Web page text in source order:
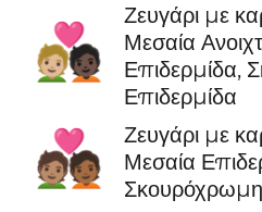
🧑🏼‍❤️‍🧑🏿
Ζευγάρι με
Μεσαία
Επιδερμίδα,
Επιδερμίδα
🧑🏽‍❤️‍🧑🏾
Ζευγάρι με
Μεσαία